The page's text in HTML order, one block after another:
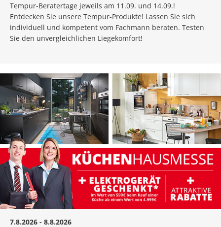
Tempur-Beratertage jeweils am 11.09. und 14.09.!
Entdecken Sie unsere Tempur-Produkte! Lassen Sie sich
individuell und kompetent vom Fachmann beraten. Testen
Sie den unvergleichlichen Liegekomfort!
7.8.2026 - 8.8.2026